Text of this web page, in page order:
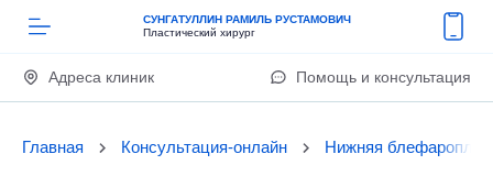
СУНГАТУЛЛИН РАМИЛЬ РУСТАМОВИЧ
Пластический хирург
Адреса клиник Помощь и консультация
Главная Консультация-онлайн Нижняя